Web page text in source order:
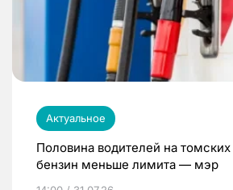
Актуальное
Половина водителей на
бензин меньше лимита — мэр